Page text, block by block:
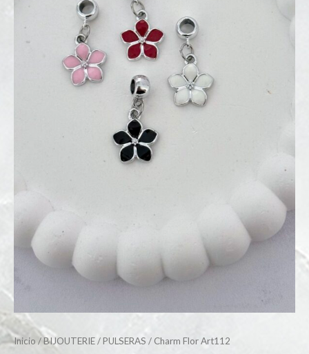
Inicio /BIJOUTERIE/PULSERAS / Charm Flor Art112